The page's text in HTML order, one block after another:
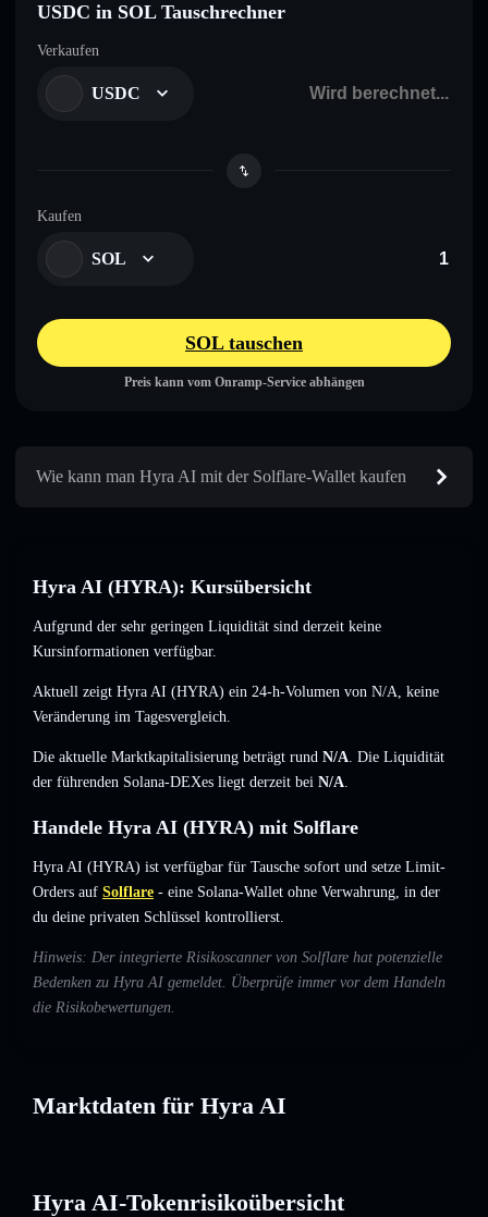
USDC in SOL Tauschrechner
Verkaufen
USDC
Kaufen
SOL
SOL tauschen
Preis kann vom Onramp-Service abhängen
Wie kann man Hyra AI mit der Solflare-Wallet kaufen
Hyra AI (HYRA): Kursübersicht
Aufgrund der sehr geringen Liquidität sind derzeit keine
Kursinformationen verfügbar.
Aktuell zeigt Hyra AI (HYRA) ein 24-h-Volumen von N/A, keine
Veränderung im Tagesvergleich.
Die aktuelle Marktkapitalisierung beträgt rund N/A. Die Liquidität
der führenden Solana-DEXes liegt derzeit bei N/A.
Handele Hyra AI (HYRA) mit Solflare
Hyra AI (HYRA) ist verfügbar für Tausche sofort und setze Limit-
Orders auf Solflare - eine Solana-Wallet ohne Verwahrung, in der
du deine privaten Schlüssel kontrollierst.
Hinweis: Der integrierte Risikoscanner von Solflare hat potenzielle
Bedenken zu Hyra AI gemeldet. Überprüfe immer vor dem Handeln
die Risikobewertungen.
Marktdaten für Hyra AI
Hyra AI-Tokenrisikoübersicht